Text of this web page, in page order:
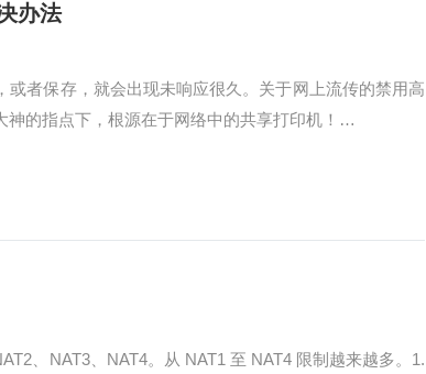
办法
者保存，就会出现未响应很久。关于网上流传的禁用高
神的指点下，根源在于网络中的共享打印机！…
、NAT3、NAT4。从 NAT1 至 NAT4 限制越来越多。1.